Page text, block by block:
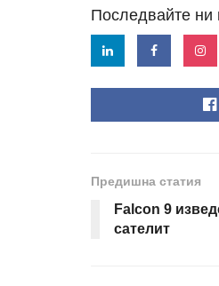
Последвайте ни
Предишна статия
Falcon 9
сателит